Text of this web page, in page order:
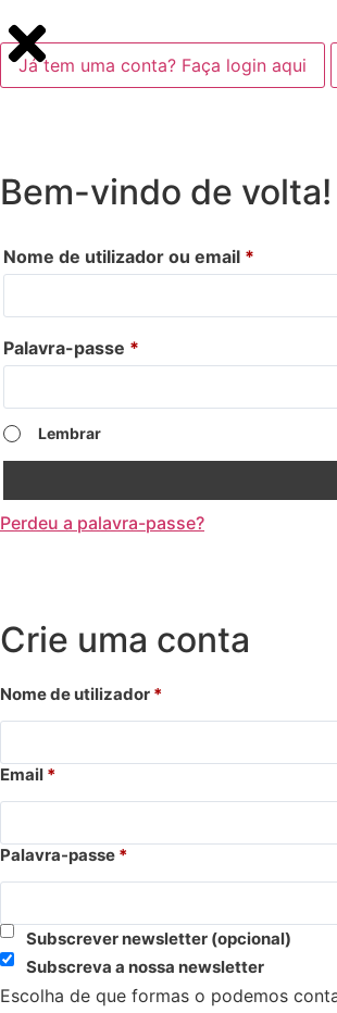
Já tem uma conta? Faça login aqui
Bem-vindo de volta!
Nome de utilizador ou email *
Palavra-passe *
Lembrar
Perdeu a palavra-passe?
Crie uma conta
Nome de utilizador *
Email *
Palavra-passe *
Subscrever newsletter (opcional)
Subscreva a nossa newsletter
Escolha de que formas o podemos